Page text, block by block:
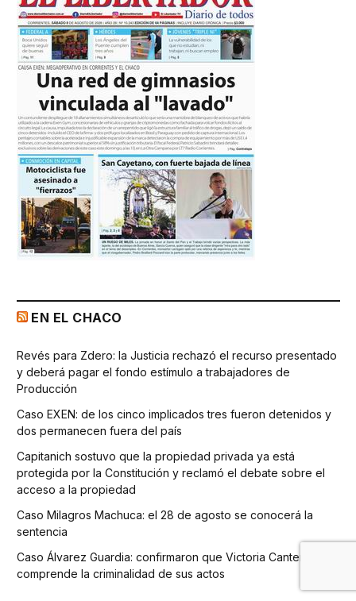
EN EL CHACO
Revés para Zdero: la Justicia rechazó el recurso presentado
y deberá pagar el fondo estímulo a trabajadores de
Producción
Caso EXEN: de los cinco implicados tres fueron detenidos y
dos permanecen fuera del país
Capitanich sostuvo que la propiedad privada ya está
protegida por la Constitución y reclamó el debate sobre el
acceso a la propiedad
Caso Milagros Machuca: el 28 de agosto se conocerá la
sentencia
Caso Álvarez Guardia: confirmaron que Victoria Cantero
comprende la criminalidad de sus actos